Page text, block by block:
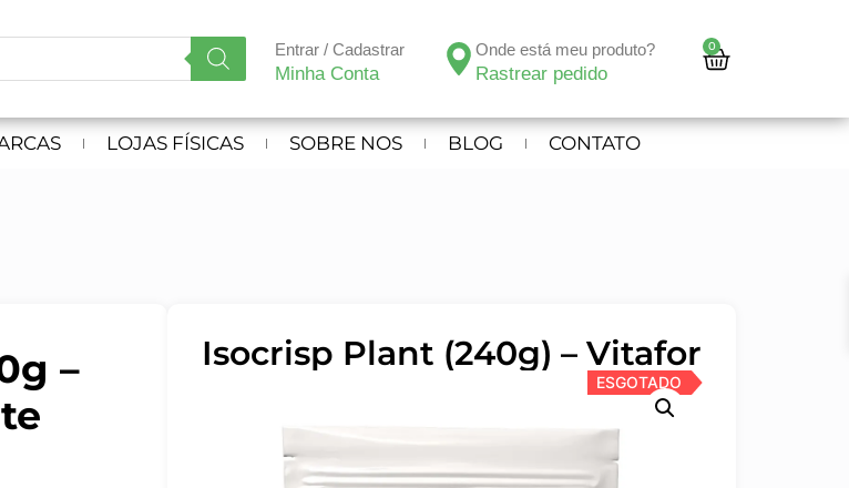
Entrar / Cadastrar
Minha Conta
Onde está meu produto?
Rastrear pedido
0
LOJAS FÍSICAS SOBRE NOS BLOG CONTATO
–
Isocrisp Plant (240g) – Vitafor
ESGOTADO